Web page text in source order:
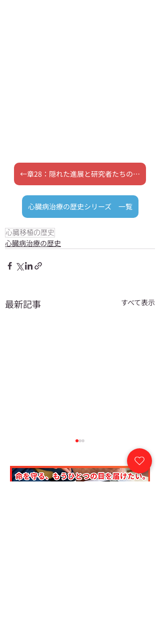
←章28：隠れた進展と研究者たちの努力
心臓病治療の歴史シリーズ 一覧
心臓移植の歴史
心臓病治療の歴史
最新記事 すべて表示